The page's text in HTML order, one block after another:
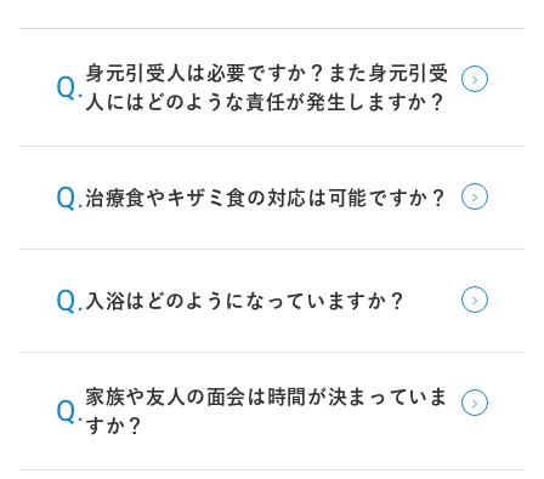
身元引受人は必要ですか？また身元引受
人にはどのような責任が発生しますか？
治療食やキザミ食の対応は可能ですか？
入浴はどのようになっていますか？
家族や友人の面会は時間が決まっていま
すか？